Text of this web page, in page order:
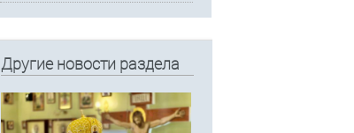
Другие новости раздела